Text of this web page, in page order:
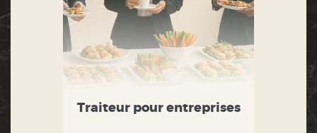
Traiteur pour entreprises